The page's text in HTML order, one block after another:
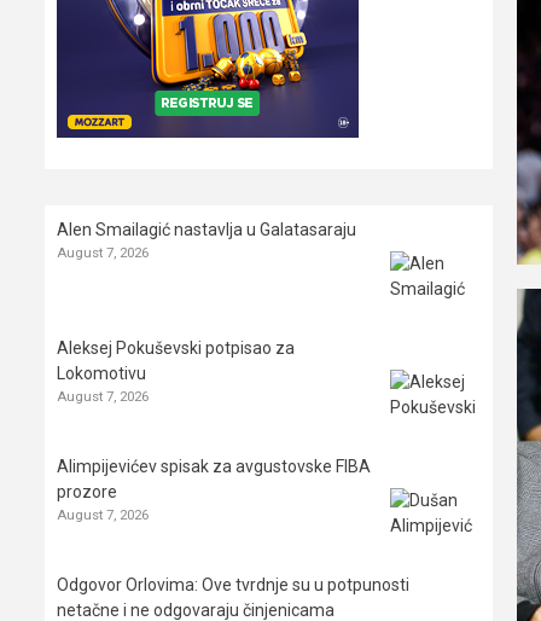
Alen Smailagić nastavlja u Galatasaraju
August 7, 2026
Aleksej Pokuševski potpisao za
Lokomotivu
August 7, 2026
Alimpijevićev spisak za avgustovske FIBA
prozore
August 7, 2026
Odgovor Orlovima: ​Ove tvrdnje su u potpunosti
netačne i ne odgovaraju činjenicama